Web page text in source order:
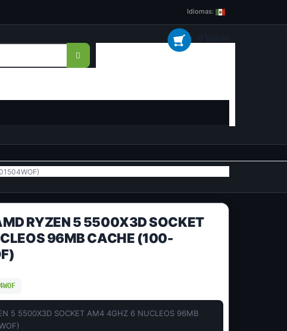
Idiomas:
RYZEN 5 5500X3D SOCKET
96MB CACHE (100-
5 5500X3D SOCKET AM4 4GHZ 6 NUCLEOS 96MB